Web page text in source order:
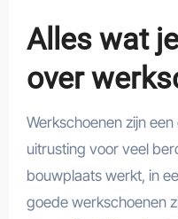
Alles wat
over
Werkschoenen zijn
uitrusting voor veel
bouwplaats werkt, in
goede werkschoenen